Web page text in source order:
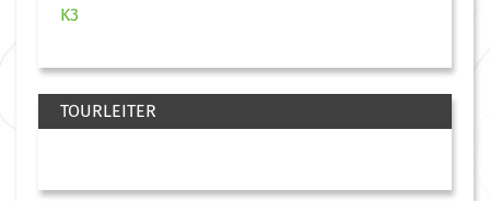
K3
TOURLEITER